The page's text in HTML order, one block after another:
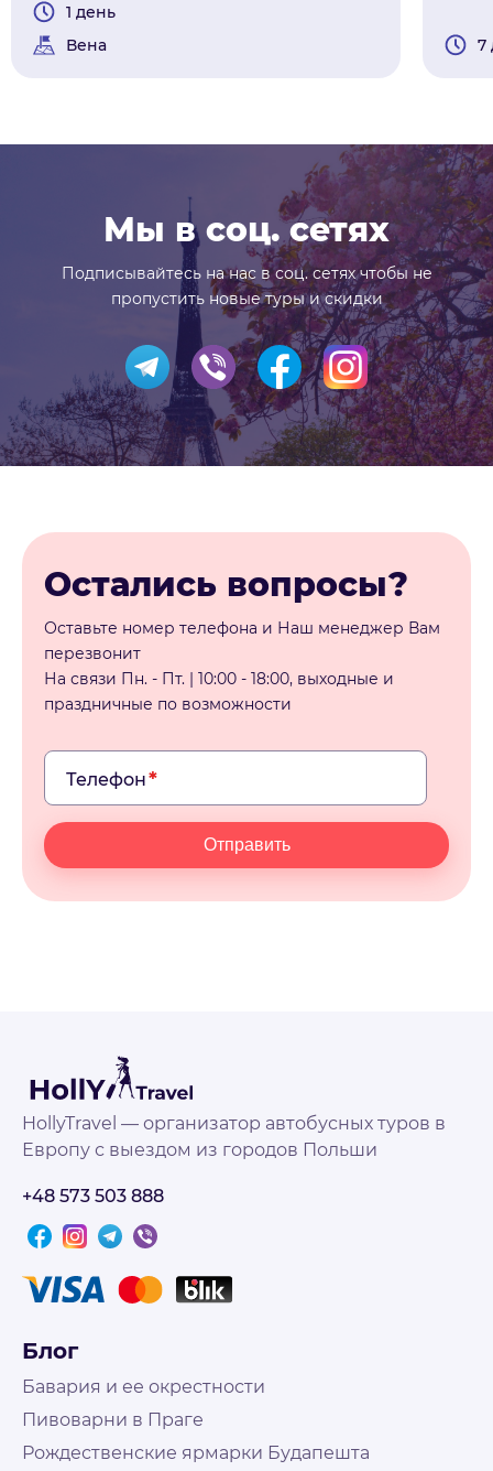
1 день
Вена
7
Мы в соц. сетях
Подписывайтесь на нас в соц. сетях чтобы не
пропустить новые туры и скидки
Остались вопросы?
Оставьте номер телефона и Наш менеджер Вам
перезвонит
На связи Пн. - Пт. | 10:00 - 18:00, выходные и
праздничные по возможности
Телефон
Отправить
HollyTravel — организатор автобусных туров в
Европу с выездом из городов Польши
+48 573 503 888
Блог
Бавария и ее окрестности
Пивоварни в Праге
Рождественские ярмарки Будапешта